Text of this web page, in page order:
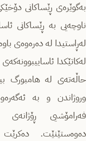
بەگوێرەى ڕێساكانی
ناوچەیی بە ڕێساكانی
لەڕاستیدا لە دەرەوەى
لەكاتێكدا
حاڵەتەى لە هامبورگ
وروژاندن و بە
فەرامۆشیی
دەوەستێنێت.